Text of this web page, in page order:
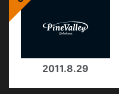
2011.8.29